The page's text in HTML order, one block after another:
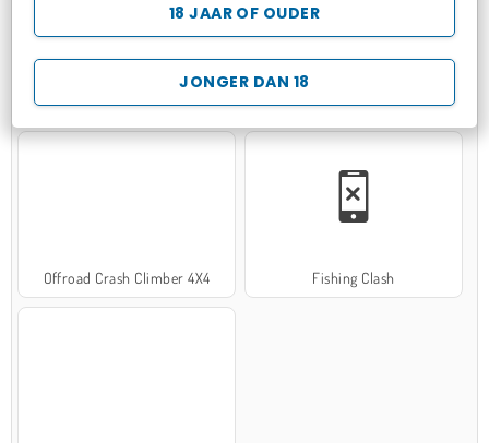
JONGER DAN 18
18 JAAR OF OUDER
Hospital Surgeon Doctor Game Potion Sort
Offroad Crash Climber 4X4 Fishing Clash